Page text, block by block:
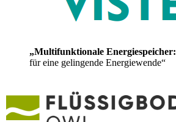
„Multifunktionale Energiespeicher:
für eine gelingende Energiewende“